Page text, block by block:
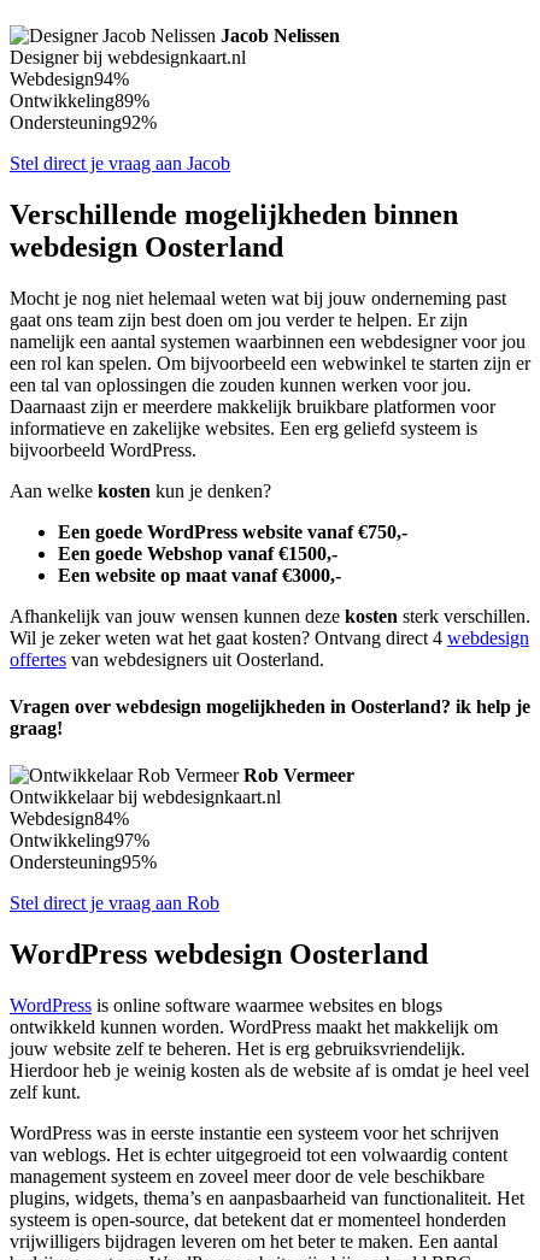
Jacob Nelissen
Designer bij webdesignkaart.nl
Webdesign94%
Ontwikkeling89%
Ondersteuning92%
Stel direct je vraag aan Jacob
Verschillende mogelijkheden binnen
webdesign Oosterland
Mocht je nog niet helemaal weten wat bij jouw onderneming past
gaat ons team zijn best doen om jou verder te helpen. Er zijn
namelijk een aantal systemen waarbinnen een webdesigner voor jou
een rol kan spelen. Om bijvoorbeeld een webwinkel te starten zijn er
een tal van oplossingen die zouden kunnen werken voor jou.
Daarnaast zijn er meerdere makkelijk bruikbare platformen voor
informatieve en zakelijke websites. Een erg geliefd systeem is
bijvoorbeeld WordPress.
Aan welke kosten kun je denken?
Een goede WordPress website vanaf €750,-
Een goede Webshop vanaf €1500,-
Een website op maat vanaf €3000,-
Afhankelijk van jouw wensen kunnen deze kosten sterk verschillen.
Wil je zeker weten wat het gaat kosten? Ontvang direct 4 webdesign
offertes van webdesigners uit Oosterland.
Vragen over webdesign mogelijkheden in Oosterland? ik help je
graag!
Rob Vermeer
Ontwikkelaar bij webdesignkaart.nl
Webdesign84%
Ontwikkeling97%
Ondersteuning95%
Stel direct je vraag aan Rob
WordPress webdesign Oosterland
WordPress is online software waarmee websites en blogs
ontwikkeld kunnen worden. WordPress maakt het makkelijk om
jouw website zelf te beheren. Het is erg gebruiksvriendelijk.
Hierdoor heb je weinig kosten als de website af is omdat je heel veel
zelf kunt.
WordPress was in eerste instantie een systeem voor het schrijven
van weblogs. Het is echter uitgegroeid tot een volwaardig content
management systeem en zoveel meer door de vele beschikbare
plugins, widgets, thema’s en aanpasbaarheid van functionaliteit. Het
systeem is open-source, dat betekent dat er momenteel honderden
vrijwilligers bijdragen leveren om het beter te maken. Een aantal